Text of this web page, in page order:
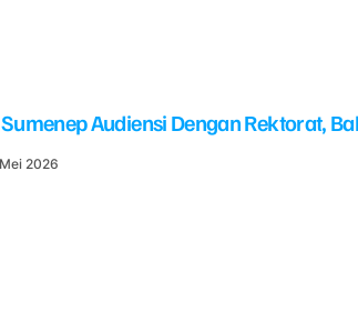
Audiensi Dengan Rektorat,
2026